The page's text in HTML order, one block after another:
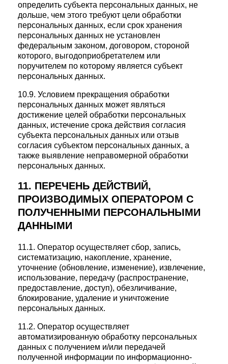
определить субъекта персональных данных, не
дольше, чем этого требуют цели обработки
персональных данных, если срок хранения
персональных данных не установлен
федеральным законом, договором, стороной
которого, выгодоприобретателем или
поручителем по которому является субъект
персональных данных.
10.9. Условием прекращения обработки
персональных данных может являться
достижение целей обработки персональных
данных, истечение срока действия согласия
субъекта персональных данных или отзыв
согласия субъектом персональных данных, а
также выявление неправомерной обработки
персональных данных.
11. ПЕРЕЧЕНЬ ДЕЙСТВИЙ,
ПРОИЗВОДИМЫХ ОПЕРАТОРОМ С
ПОЛУЧЕННЫМИ ПЕРСОНАЛЬНЫМИ
ДАННЫМИ
11.1. Оператор осуществляет сбор, запись,
систематизацию, накопление, хранение,
уточнение (обновление, изменение), извлечение,
использование, передачу (распространение,
предоставление, доступ), обезличивание,
блокирование, удаление и уничтожение
персональных данных.
11.2. Оператор осуществляет
автоматизированную обработку персональных
данных с получением и/или передачей
полученной информации по информационно-